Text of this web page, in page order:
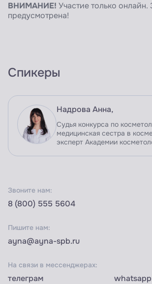
ВНИМАНИЕ! Участие только онлайн.
предусмотрена!
Спикеры
Надрова Анна,
Судья конкурса по
медицинская сестра в
эксперт Академии
Звоните нам:
8 (800) 555 5604
Пишите нам:
ayna@ayna-spb.ru
На связи в мессенджерах:
телеграм
whatsapp